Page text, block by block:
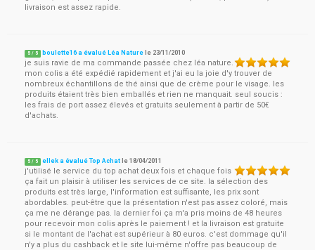
livraison est assez rapide.
5 / 5 boulette16 a évalué Léa Nature le 23/11/2010
je suis ravie de ma commande passée chez léa nature.
mon colis a été expédié rapidement et j'ai eu la joie d'y trouver de
nombreux échantillons de thé ainsi que de crème pour le visage. les
produits étaient très bien emballés et rien ne manquait. seul soucis :
les frais de port assez élevés et gratuits seulement à partir de 50€
d'achats.
5 / 5 ellek a évalué Top Achat le18/04/2011
j'utilisé le service du top achat deux fois et chaque fois
ça fait un plaisir à utiliser les services de ce site. la sélection des
produits est très large, l'information est suffisante, les prix sont
abordables. peut-être que la présentation n'est pas assez coloré, mais
ça me ne dérange pas. la dernier foi ça m'a pris moins de 48 heures
pour recevoir mon colis après le paiement ! et la livraison est gratuite
si le montant de l'achat est supérieur à 80 euros. c'est dommage qu'il
n'y a plus du cashback et le site lui-même n'offre pas beaucoup de